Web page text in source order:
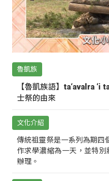
魯凱族
【魯凱族語】ta‘avalra
士祭的由來
文化介紹
傳統祖靈祭是一系列為期四
作求學濃縮為一天，並特
辦理。